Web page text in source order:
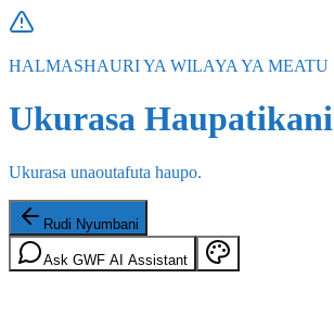
HALMASHAURI YA WILAYA YA MEATU
Ukurasa Haupatikani
Ukurasa unaoutafuta haupo.
Rudi Nyumbani
Ask GWF AI Assistant